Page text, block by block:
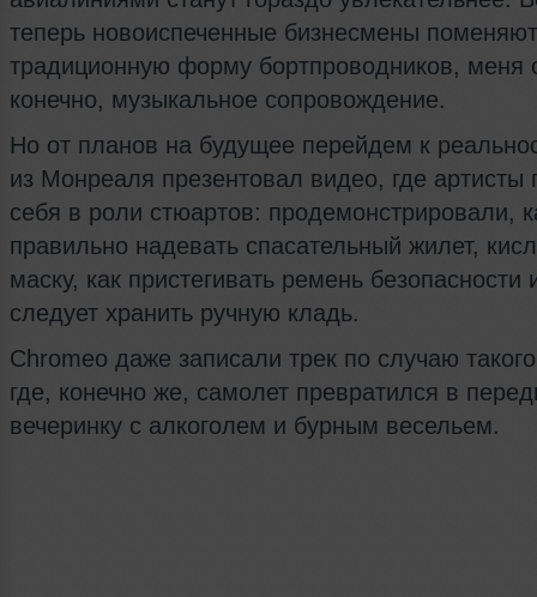
теперь новоиспеченные бизнесмены поменяют
традиционную форму бортпроводников, меня
конечно, музыкальное сопровождение.
Но от планов на будущее перейдем к
из Монреаля презентовал видео, где артисты
себя в роли стюартов: продемонстрировали,
правильно надевать спасательный жилет,
маску, как пристегивать ремень безопасности
следует хранить ручную кладь.
Chromeo даже записали трек по случаю
где, конечно же, самолет превратился в
вечеринку с алкоголем и бурным весельем.